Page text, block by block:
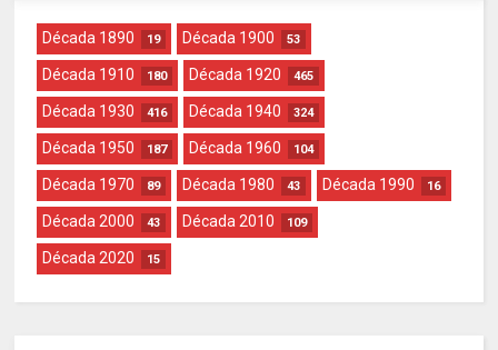
Década 1890 19 Década 1900 53
Década 1910 180 Década 1920 465
Década 1930 416 Década 1940 324
Década 1950 187 Década 1960 104
Década 1970 89 Década 1980 43 Década 1990 16
Década 2000 43 Década 2010 109
Década 2020 15